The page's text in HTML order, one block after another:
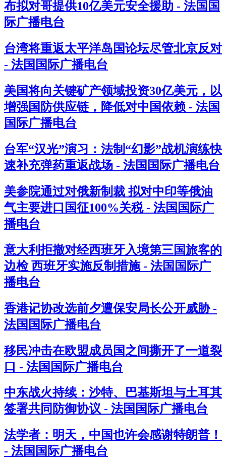
布拟对哥提供10亿美元安全援助 - 法国国
际广播电台
台湾将重返太平洋岛国论坛尽管北京反对
- 法国国际广播电台
美国将向关键矿产领域投资30亿美元，以
增强国防供应链，降低对中国依赖 - 法国
国际广播电台
台军“汉光”演习：法制“幻影”战机演练快
速补充弹药重返战场 - 法国国际广播电台
美参院通过对俄新制裁 拟对中印等俄油
气主要进口国征100%关税 - 法国国际广
播电台
意大利拒撤对经西班牙入境第三国旅客的
边检 西班牙实施反制措施 - 法国国际广
播电台
香港记协改选前夕遭保安局长公开威胁 -
法国国际广播电台
移民冲击在欧盟成员国之间撕开了一道裂
口 - 法国国际广播电台
中东战火持续：沙特、巴基斯坦与土耳其
签署共同防御协议 - 法国国际广播电台
法学者：明天，中国也许会感谢特朗普！
- 法国国际广播电台